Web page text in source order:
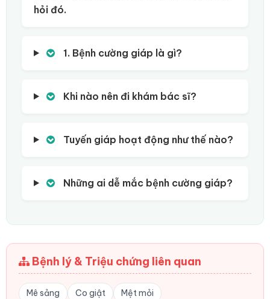
hỏi đó.
1. Bệnh cường giáp là gì?
Khi nào nên đi khám bác sĩ?
Tuyến giáp hoạt động như thế nào?
Những ai dễ mắc bệnh cường giáp?
Bệnh lý & Triệu chứng liên quan
Mê sảng Co giật Mệt mỏi